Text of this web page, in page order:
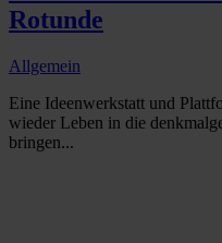
Rotunde
Allgemein
Eine Ideenwerkstatt und
wieder Leben in die
bringen...